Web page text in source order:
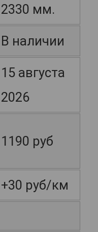
2330 мм.
В наличии
15 августа
2026
1190 руб
+30 руб/км